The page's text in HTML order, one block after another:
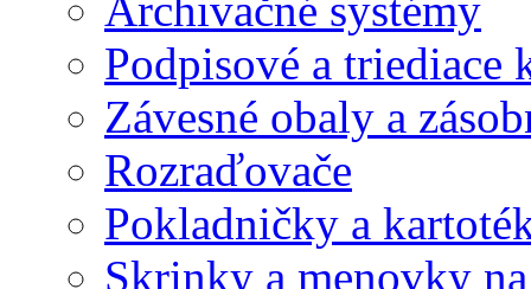
Podpisové a triediace
Závesné obaly a
Rozraďovače
Pokladničky a
Skrinky a menovky